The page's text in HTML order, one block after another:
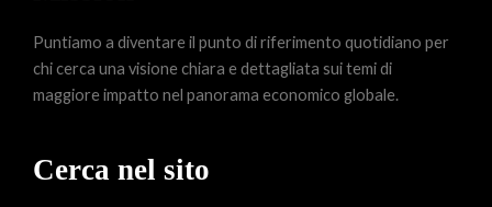
Puntiamo a diventare il punto di riferimento quotidiano per
chi cerca una visione chiara e dettagliata sui temi di
maggiore impatto nel panorama economico globale.
Cerca nel sito